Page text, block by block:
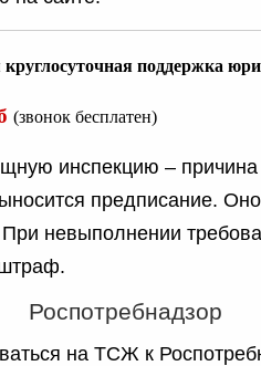
круглосуточная поддержка
(звонок бесплатен)
инспекцию – причина
предписание.
невыполнении
Роспотребнадзор
на ТСЖ к